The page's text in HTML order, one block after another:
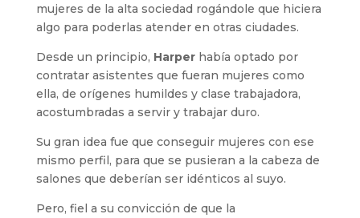
mujeres de la alta sociedad rogándole que hiciera
algo para poderlas atender en otras ciudades.
Desde un principio, Harperhabía optado por
contratar asistentes que fueran mujeres como
ella, de orígenes humildes y clase trabajadora,
acostumbradas a servir y trabajar duro.
Su gran idea fue que conseguir mujeres con ese
mismo perfil, para que se pusieran a la cabeza de
salones que deberían ser idénticos al suyo.
Pero, fiel a su convicción de que la